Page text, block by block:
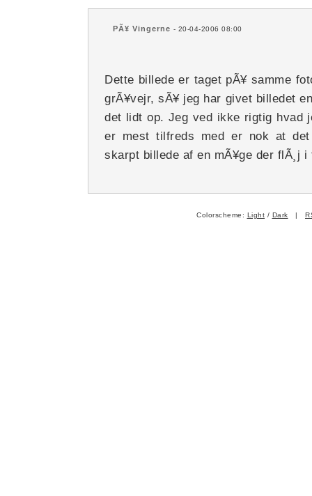
PÃ¥ Vingerne - 20-04-2006 08:00
Dette billede er taget pÃ¥ samme
grÃ¥vejr, sÃ¥ jeg har givet billedet
det lidt op. Jeg ved ikke rigtig hvad
er mest tilfreds med er nok at
skarpt billede af en mÃ¥ge der flÃ¸j i
Colorscheme: Light / Dark |